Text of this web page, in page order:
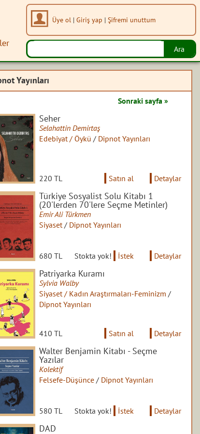
Üye ol | Giriş yap | Şifremi unuttum
Yayınları
Sonraki sayfa »
Seher
Selahattin Demirtaş
Edebiyat / Öykü / Dipnot Yayınları
220 TL Satın al Detaylar
Türkiye Sosyalist Solu Kitabı 1
(20'lerden 70'lere Seçme Metinler)
Emir Ali Türkmen
Siyaset / Dipnot Yayınları
680 TL Stokta yok! İstek Detaylar
Patriyarka Kuramı
Sylvia Walby
Siyaset / Kadın Araştırmaları-Feminizm /
Dipnot Yayınları
410 TL Satın al Detaylar
Walter Benjamin Kitabı - Seçme
Yazılar
Kolektif
Felsefe-Düşünce / Dipnot Yayınları
580 TL Stokta yok! İstek Detaylar
DAD